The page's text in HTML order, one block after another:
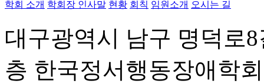
학회 소개 학회장 인사말 현황 회칙 임원소개 오시는 길
대구광역시 남구 명덕로
층 한국정서행동장애학회